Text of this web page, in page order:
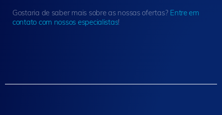
Gostaria de saber mais sobre as nossas ofertas? Entre em
contato com nossos especialistas!